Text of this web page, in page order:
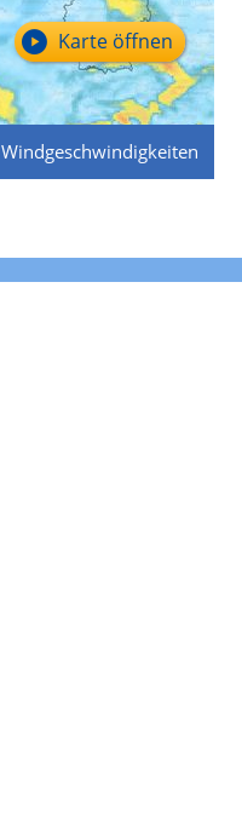
Windgeschwindigkeiten
Karte öffnen